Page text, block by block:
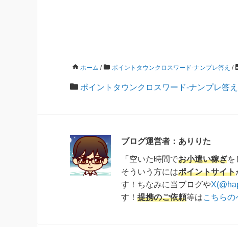
ホーム / ポイントタウンクロスワード-ナンプレ答え /
ポイントタウンクロスワード-ナンプレ答え
ブログ運営者：ありりた
「空いた時間でお小遣い稼ぎを
そういう方にはポイントサイト
す！ちなみに当ブログや
す！ 提携のご依頼等はこちらの